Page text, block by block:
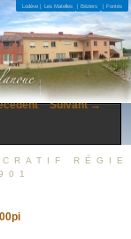
Lodève | Les Matelles | Béziers | Fontès
RÉGIE
Suivant →